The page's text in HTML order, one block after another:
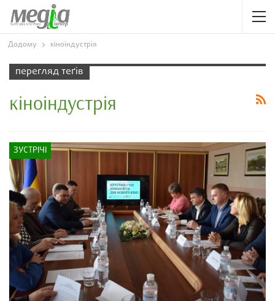
Додому кіноіндустрія
перегляд теґів
кіноіндустрія
ЗУСТРІЧІ